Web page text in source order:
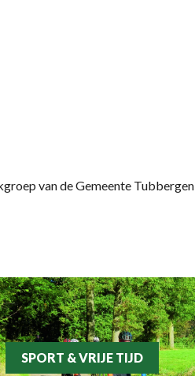
van de Gemeente Tubbergen
SPORT & VRIJE TIJD